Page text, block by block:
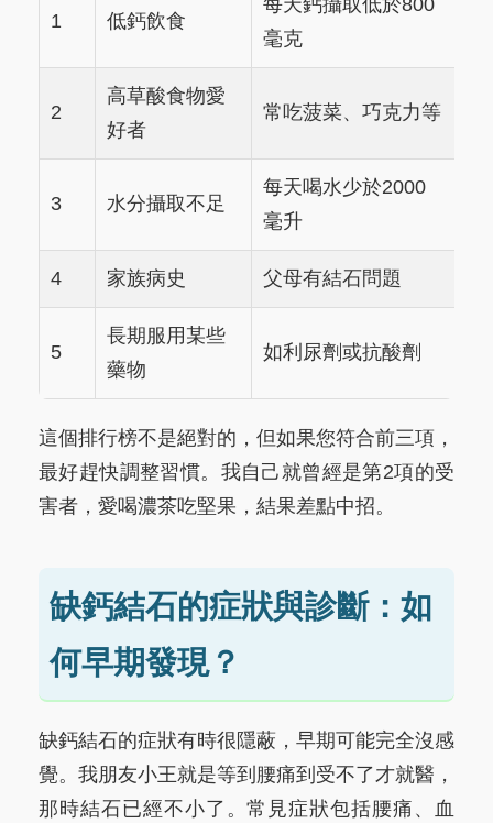
1 低鈣飲食
每天鈣攝取低於800
毫克
2
高草酸食物愛
好者
常吃菠菜、巧克力等
3 水分攝取不足
每天喝水少於2000
毫升
4 家族病史 父母有結石問題
5
長期服用某些
藥物
如利尿劑或抗酸劑
這個排行榜不是絕對的，但如果您符合前三項，
最好趕快調整習慣。我自己就曾經是第2項的受
害者，愛喝濃茶吃堅果，結果差點中招。
缺鈣結石的症狀與診斷：如
何早期發現？
缺鈣結石的症狀有時很隱蔽，早期可能完全沒感
覺。我朋友小王就是等到腰痛到受不了才就醫，
那時結石已經不小了。常見症狀包括腰痛、血